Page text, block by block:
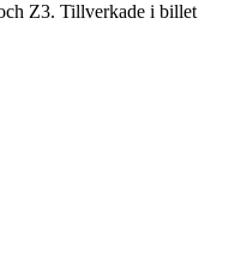
Z3. Tillverkade i billet